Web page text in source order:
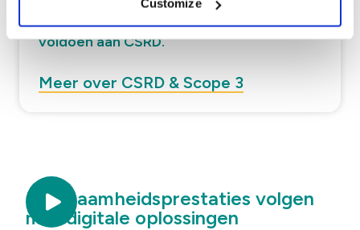
Customize
Het gebruik van co-producten om uw
scope 3-emissies te verminderen en te
voldoen aan CSRD.
Meer over CSRD & Scope 3
Duurzaamheidsprestaties volgen
met digitale oplossingen